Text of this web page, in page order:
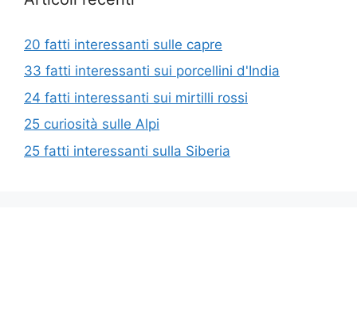
20 fatti interessanti sulle capre
33 fatti interessanti sui porcellini d'India
24 fatti interessanti sui mirtilli rossi
25 curiosità sulle Alpi
25 fatti interessanti sulla Siberia